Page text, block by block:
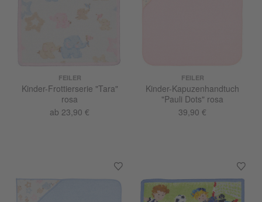
FEILER
Kinder-Frottierserie "Tara"
rosa
ab 23,90 €
FEILER
Kinder-Kapuzenhandtuch
"Pauli Dots" rosa
39,90 €